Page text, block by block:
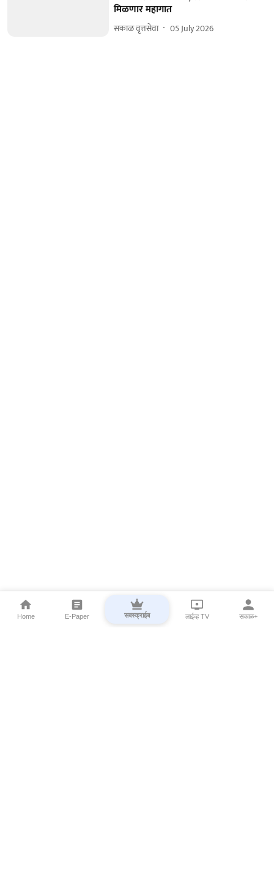
मिळणार महागात
सकाळ वृत्तसेवा 05 July 2026
Home E-Paper सबस्क्राईब लाईव्ह TV सकाळ+